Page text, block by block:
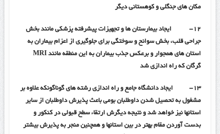
مکان های جنگلی و کوهستانی دیگر
۱۲-
ایجاد بیمارستان ها و تجهیزات پیشرفته پزشکی مانند بخش
جراحی قلب، بخش سوانح و سوختگی برای جلوگیری از اعزام بیماران به
استان های همجوار و برعکس جذب بیماران به این منطقه مانند MRI
گرگان که راه اندازی شد
۱۳-
ایجاد دانشگاه جامع و راه اندازی رشته های گوناگونکه علاوه بر
مشغول به تحصیل شدن داوطلبان بومی باعث پذیرش داوطلبان از سایر
استانها نیز خواهد شد و نتیجه دیگرش ارتقاء سطح قبولی در کنکور و
بدست آوردن مقام بهتر در بین استانها و همچنین منجر به پذیرش بیشتر